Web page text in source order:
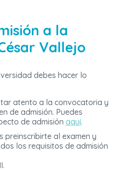
a la
Vallejo
debes hacer lo
atento a la convocatoria y
de admisión. Puedes
de admisión aquí.
preinscribirte al examen y
los requisitos de admisión